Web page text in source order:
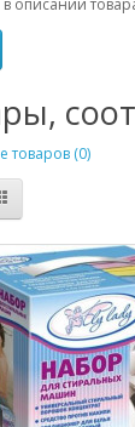
товаров (0)